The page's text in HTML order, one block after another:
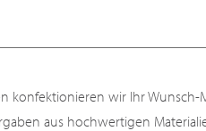
konfektionieren wir Ihr Wunsch-
aus hochwertigen